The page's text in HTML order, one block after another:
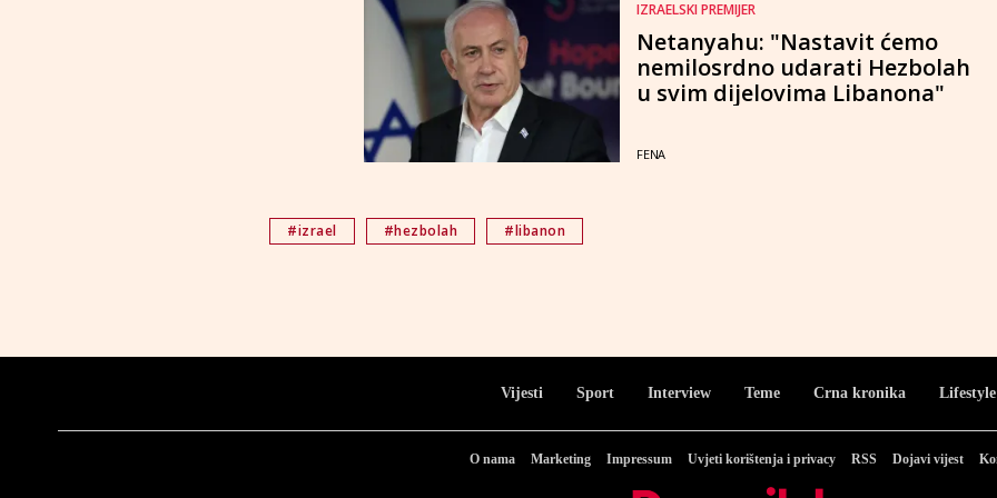
IZRAELSKI PREMIJER
Netanyahu: "Nastavit ćemo
nemilosrdno udarati Hezbolah
u svim dijelovima Libanona"
FENA
#izrael #hezbolah #libanon
Vijesti Sport Interview Teme Crna kronika Lifestyle
O nama Marketing Impressum Uvjeti korištenja i privacy RSS Dojavi vijest